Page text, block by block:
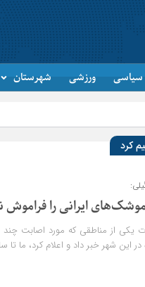
سیاسی ورزشی شهرستان
کرد
ایرانی را فراموش
یکی از مناطقی که مورد اصابت
این شهر خبر داد و اعلام کرد، ما